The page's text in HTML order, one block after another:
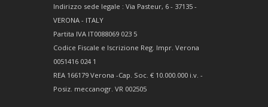
Indirizzo sede legale : Via Pasteur, 6 - 37135 -
VERONA - ITALY
Partita IVA IT0088069 023 5
Codice Fiscale e Iscrizione Reg. Impr. Verona
0051416 024 1
REA 166179 Verona -Cap. Soc. € 10.000.000 i.v. -
Posiz. meccanogr. VR 002505